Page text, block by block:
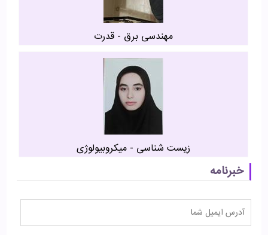
مهندسی برق - قدرت
زیست شناسی - میکروبیولوژی
خبرنامه